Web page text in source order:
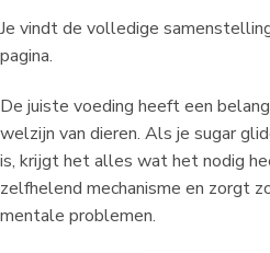
Je vindt de volledige
pagina.
De juiste voeding heeft een
welzijn van dieren. Als je sugar
is, krijgt het alles wat het nodig
zelfhelend mechanisme en zorgt
mentale problemen.